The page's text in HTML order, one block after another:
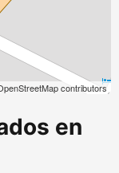
contributors
en